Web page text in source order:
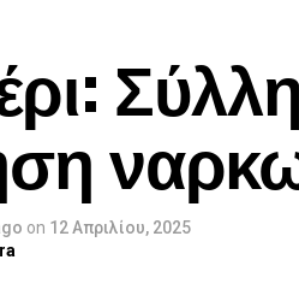
on 12 Απριλίου, 2025